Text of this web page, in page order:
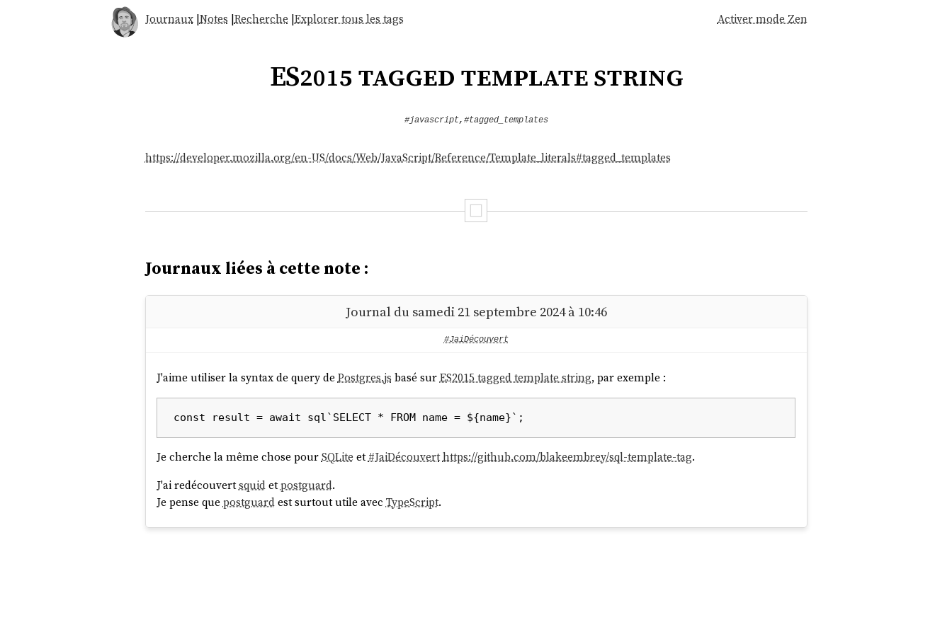
Journaux|Notes |Recherche |Explorer tous les tags Activer mode Zen
ES2015 tagged template string
#javascript, #tagged_templates
https://developer.mozilla.org/en-US/docs/Web/JavaScript/Reference/Template_literals#tagged_templates
Journaux liées à cette note :
Journal du samedi 21 septembre 2024 à 10:46
#JaiDécouvert
J'aime utiliser la syntax de query de Postgres.js basé surES2015 tagged template string, par exemple :
Je cherche la même chose pourSQLite et#JaiDécouverthttps://github.com/blakeembrey/sql-template-tag.
J'ai redécouvertsquidetpostguard.
Je pense que postguardest surtout utile avec TypeScript.